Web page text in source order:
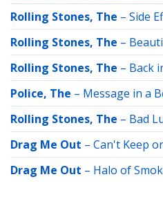
Rolling Stones, The – Side
Rolling Stones, The –
Rolling Stones, The – Back
Police, The – Message in a
Rolling Stones, The – Bad
Drag Me Out – Can't Keep
Drag Me Out – Halo of